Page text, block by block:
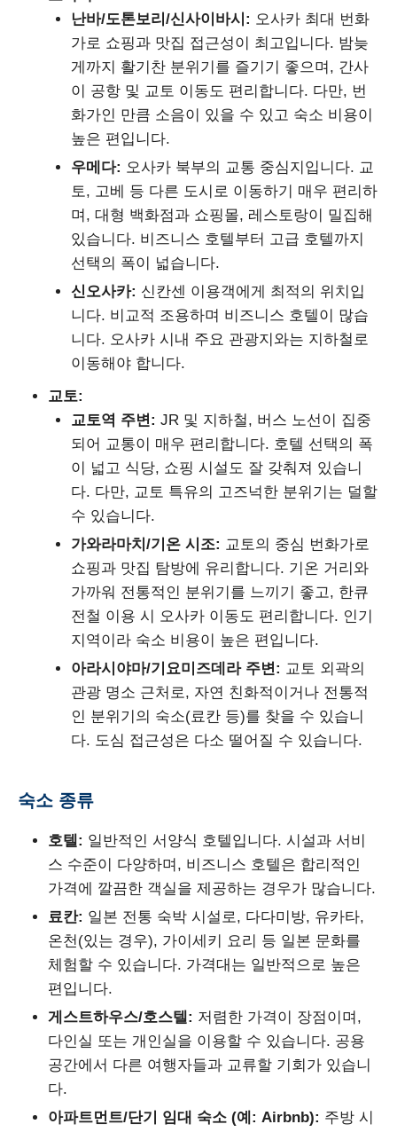
난바/도톤보리/신사이바시: 오사카 최대 번화
가로 쇼핑과 맛집 접근성이 최고입니다. 밤늦
게까지 활기찬 분위기를 즐기기 좋으며, 간사
이 공항 및 교토 이동도 편리합니다. 다만, 번
화가인 만큼 소음이 있을 수 있고 숙소 비용이
높은 편입니다.
우메다: 오사카 북부의 교통 중심지입니다. 교
토, 고베 등 다른 도시로 이동하기 매우 편리하
며, 대형 백화점과 쇼핑몰, 레스토랑이 밀집해
있습니다. 비즈니스 호텔부터 고급 호텔까지
선택의 폭이 넓습니다.
신오사카: 신칸센 이용객에게 최적의 위치입
니다. 비교적 조용하며 비즈니스 호텔이 많습
니다. 오사카 시내 주요 관광지와는 지하철로
이동해야 합니다.
교토:
교토역 주변: JR 및 지하철, 버스 노선이 집중
되어 교통이 매우 편리합니다. 호텔 선택의 폭
이 넓고 식당, 쇼핑 시설도 잘 갖춰져 있습니
다. 다만, 교토 특유의 고즈넉한 분위기는 덜할
수 있습니다.
가와라마치/기온 시조: 교토의 중심 번화가로
쇼핑과 맛집 탐방에 유리합니다. 기온 거리와
가까워 전통적인 분위기를 느끼기 좋고, 한큐
전철 이용 시 오사카 이동도 편리합니다. 인기
지역이라 숙소 비용이 높은 편입니다.
아라시야마/기요미즈데라 주변: 교토 외곽의
관광 명소 근처로, 자연 친화적이거나 전통적
인 분위기의 숙소(료칸 등)를 찾을 수 있습니
다. 도심 접근성은 다소 떨어질 수 있습니다.
숙소 종류
호텔: 일반적인 서양식 호텔입니다. 시설과 서비
스 수준이 다양하며, 비즈니스 호텔은 합리적인
가격에 깔끔한 객실을 제공하는 경우가 많습니다.
료칸: 일본 전통 숙박 시설로, 다다미방, 유카타,
온천(있는 경우), 가이세키 요리 등 일본 문화를
체험할 수 있습니다. 가격대는 일반적으로 높은
편입니다.
게스트하우스/호스텔: 저렴한 가격이 장점이며,
다인실 또는 개인실을 이용할 수 있습니다. 공용
공간에서 다른 여행자들과 교류할 기회가 있습니
다.
아파트먼트/단기 임대 숙소 (예: Airbnb): 주방 시